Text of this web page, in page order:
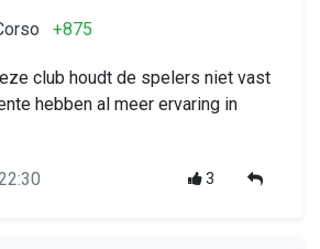
+875
club houdt de spelers niet vast
hebben al meer ervaring in
3